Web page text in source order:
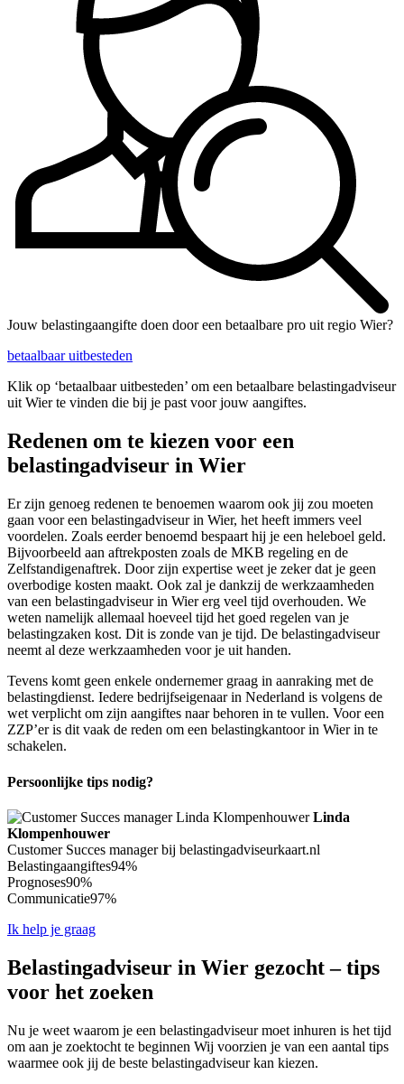
Jouw belastingaangifte doen door een betaalbare pro uit regio Wier?
betaalbaar uitbesteden
Klik op ‘betaalbaar uitbesteden’ om een betaalbare belastingadviseur
uit Wier te vinden die bij je past voor jouw aangiftes.
Redenen om te kiezen voor een
belastingadviseur in Wier
Er zijn genoeg redenen te benoemen waarom ook jij zou moeten
gaan voor een belastingadviseur in Wier, het heeft immers veel
voordelen. Zoals eerder benoemd bespaart hij je een heleboel geld.
Bijvoorbeeld aan aftrekposten zoals de MKB regeling en de
Zelfstandigenaftrek. Door zijn expertise weet je zeker dat je geen
overbodige kosten maakt. Ook zal je dankzij de werkzaamheden
van een belastingadviseur in Wier erg veel tijd overhouden. We
weten namelijk allemaal hoeveel tijd het goed regelen van je
belastingzaken kost. Dit is zonde van je tijd. De belastingadviseur
neemt al deze werkzaamheden voor je uit handen.
Tevens komt geen enkele ondernemer graag in aanraking met de
belastingdienst. Iedere bedrijfseigenaar in Nederland is volgens de
wet verplicht om zijn aangiftes naar behoren in te vullen. Voor een
ZZP’er is dit vaak de reden om een belastingkantoor in Wier in te
schakelen.
Persoonlijke tips nodig?
Linda
Klompenhouwer
Customer Succes manager bij belastingadviseurkaart.nl
Belastingaangiftes94%
Prognoses90%
Communicatie97%
Ik help je graag
Belastingadviseur in Wier gezocht – tips
voor het zoeken
Nu je weet waarom je een belastingadviseur moet inhuren is het tijd
om aan je zoektocht te beginnen Wij voorzien je van een aantal tips
waarmee ook jij de beste belastingadviseur kan kiezen.